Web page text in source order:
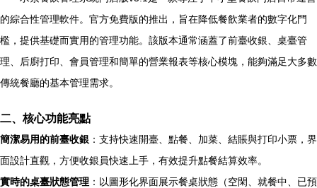
的綜合性管理軟件。官方免費版的推出，旨在降低餐飲業者的數字化門
檻，提供基礎而實用的管理功能。該版本通常涵蓋了前臺收銀、桌臺管
理、后廚打印、會員管理和簡單的營業報表等核心模塊，能夠滿足大多數
傳統餐廳的基本管理需求。
二、核心功能亮點
簡潔易用的前臺收銀 ：支持快速開臺、點餐、加菜、結賬與打印小票，界
面設計直觀，方便收銀員快速上手，有效提升點餐結算效率。
實時的桌臺狀態管理 ：以圖形化界面展示餐桌狀態（空閑、就餐中、已預